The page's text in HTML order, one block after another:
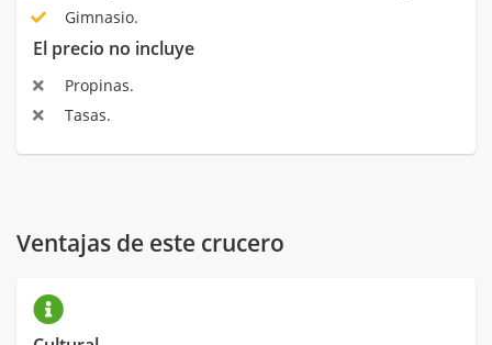
Gimnasio.
El precio no incluye
Propinas.
Tasas.
Ventajas de este crucero